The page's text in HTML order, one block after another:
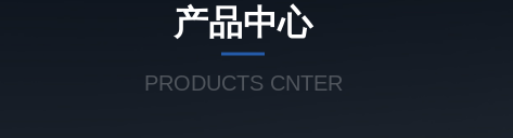
产品中心
PRODUCTS CNTER